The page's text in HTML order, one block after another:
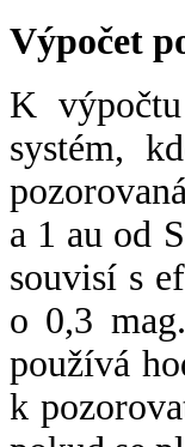
Výpočet
K
systém,
a 1 au od
souvisí s
o 0,3
používá
k